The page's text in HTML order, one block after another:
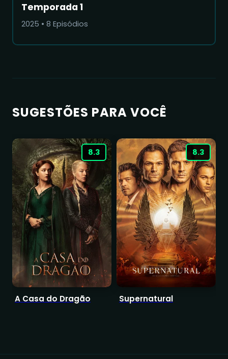
Temporada 1
2025 • 8 Episódios
SUGESTÕES PARA VOCÊ
8.3
A Casa do Dragão
8.3
Supernatural